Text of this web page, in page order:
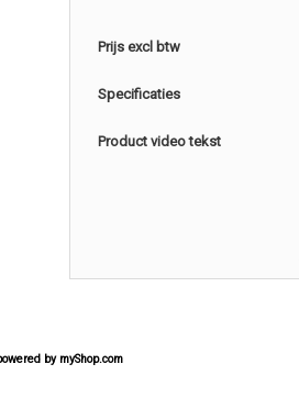
Prijs excl btw
Specificaties
Product video tekst
by myShop.com